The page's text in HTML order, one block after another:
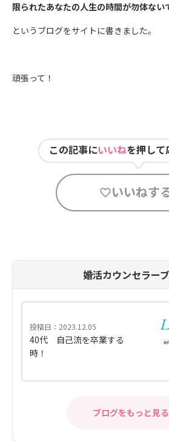
限られたあなたの人生の時間が勿体ない
というブログをサイトに書きました。
頑張って！
この記事にいいねを押して
いいねす
婚活カウンセラー
投稿日：2023.12.05
40代 自己流を卒業する
時！
ブログをもっと見る